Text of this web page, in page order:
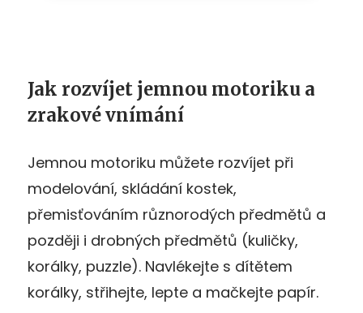
Jak rozvíjet jemnou motoriku a
zrakové vnímání
Jemnou motoriku můžete rozvíjet při
modelování, skládání kostek,
přemisťováním různorodých předmětů a
později i drobných předmětů (kuličky,
korálky, puzzle). Navlékejte s dítětem
korálky, střihejte, lepte a mačkejte papír.